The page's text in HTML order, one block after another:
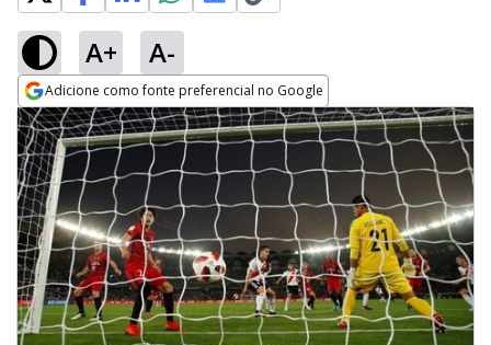
A+ A-
Adicione como fonte preferencial no Google
Opens in new window